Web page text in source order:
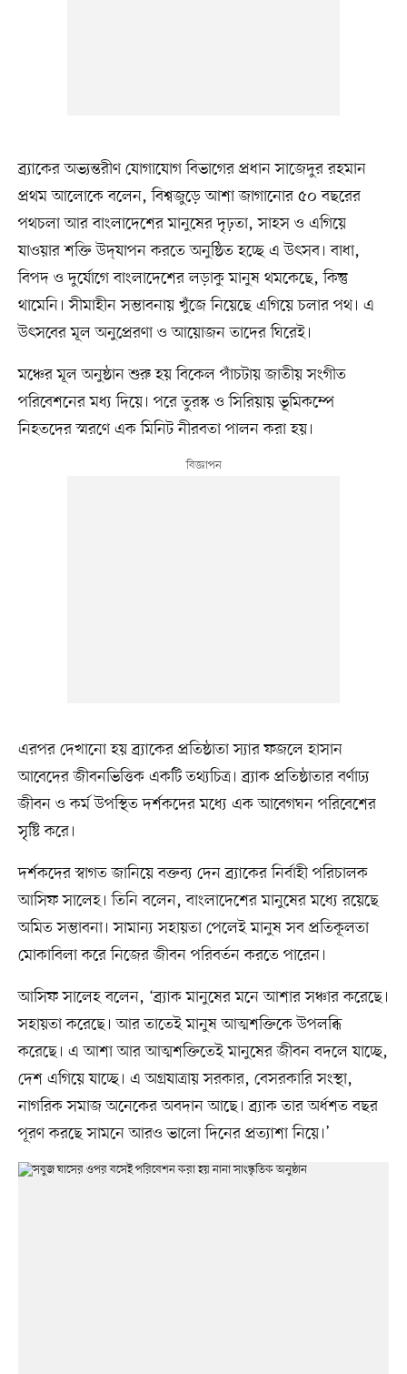
ব্র্যাকের অভ্যন্তরীণ যোগাযোগ বিভাগের প্রধান সাজেদুর রহমান
প্রথম আলোকে বলেন, বিশ্বজুড়ে আশা জাগানোর ৫০ বছরের
পথচলা আর বাংলাদেশের মানুষের দৃঢ়তা, সাহস ও এগিয়ে
যাওয়ার শক্তি উদ্‌যাপন করতে অনুষ্ঠিত হচ্ছে এ উৎসব। বাধা,
বিপদ ও দুর্যোগে বাংলাদেশের লড়াকু মানুষ থমকেছে, কিন্তু
থামেনি। সীমাহীন সম্ভাবনায় খুঁজে নিয়েছে এগিয়ে চলার পথ। এ
উৎসবের মূল অনুপ্রেরণা ও আয়োজন তাদের ঘিরেই।
মঞ্চের মূল অনুষ্ঠান শুরু হয় বিকেল পাঁচটায় জাতীয় সংগীত
পরিবেশনের মধ্য দিয়ে। পরে তুরস্ক ও সিরিয়ায় ভূমিকম্পে
নিহতদের স্মরণে এক মিনিট নীরবতা পালন করা হয়।
এরপর দেখানো হয় ব্র্যাকের প্রতিষ্ঠাতা স্যার ফজলে হাসান
আবেদের জীবনভিত্তিক একটি তথ্যচিত্র। ব্র্যাক প্রতিষ্ঠাতার বর্ণাঢ্য
জীবন ও কর্ম উপস্থিত দর্শকদের মধ্যে এক আবেগঘন পরিবেশের
সৃষ্টি করে।
দর্শকদের স্বাগত জানিয়ে বক্তব্য দেন ব্র্যাকের নির্বাহী পরিচালক
আসিফ সালেহ। তিনি বলেন, বাংলাদেশের মানুষের মধ্যে রয়েছে
অমিত সম্ভাবনা। সামান্য সহায়তা পেলেই মানুষ সব প্রতিকূলতা
মোকাবিলা করে নিজের জীবন পরিবর্তন করতে পারেন।
আসিফ সালেহ বলেন, ‘ব্র্যাক মানুষের মনে আশার সঞ্চার করেছে।
সহায়তা করেছে। আর তাতেই মানুষ আত্মশক্তিকে উপলব্ধি
করেছে। এ আশা আর আত্মশক্তিতেই মানুষের জীবন বদলে যাচ্ছে,
দেশ এগিয়ে যাচ্ছে। এ অগ্রযাত্রায় সরকার, বেসরকারি সংস্থা,
নাগরিক সমাজ অনেকের অবদান আছে। ব্র্যাক তার অর্ধশত বছর
পূরণ করছে সামনে আরও ভালো দিনের প্রত্যাশা নিয়ে।’